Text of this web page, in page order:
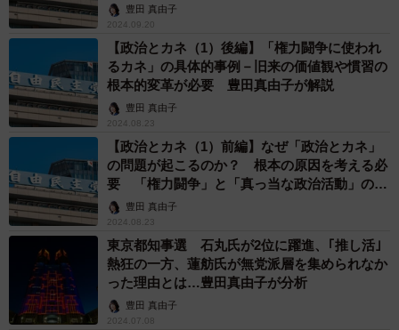
豊田 真由子
2024.09.20
【政治とカネ（1）後編】「権力闘争に使われ
るカネ」の具体的事例－旧来の価値観や慣習の
根本的変革が必要 豊田真由子が解説
豊田 真由子
2024.08.23
【政治とカネ（1）前編】なぜ「政治とカネ」
の問題が起こるのか？ 根本の原因を考える必
要 「権力闘争」と「真っ当な政治活動」の区
別と解決策 豊田真由子が解説
豊田 真由子
2024.08.23
東京都知事選 石丸氏が2位に躍進、｢推し活｣
熱狂の一方、蓮舫氏が無党派層を集められなか
った理由とは…豊田真由子が分析
豊田 真由子
2024.07.08